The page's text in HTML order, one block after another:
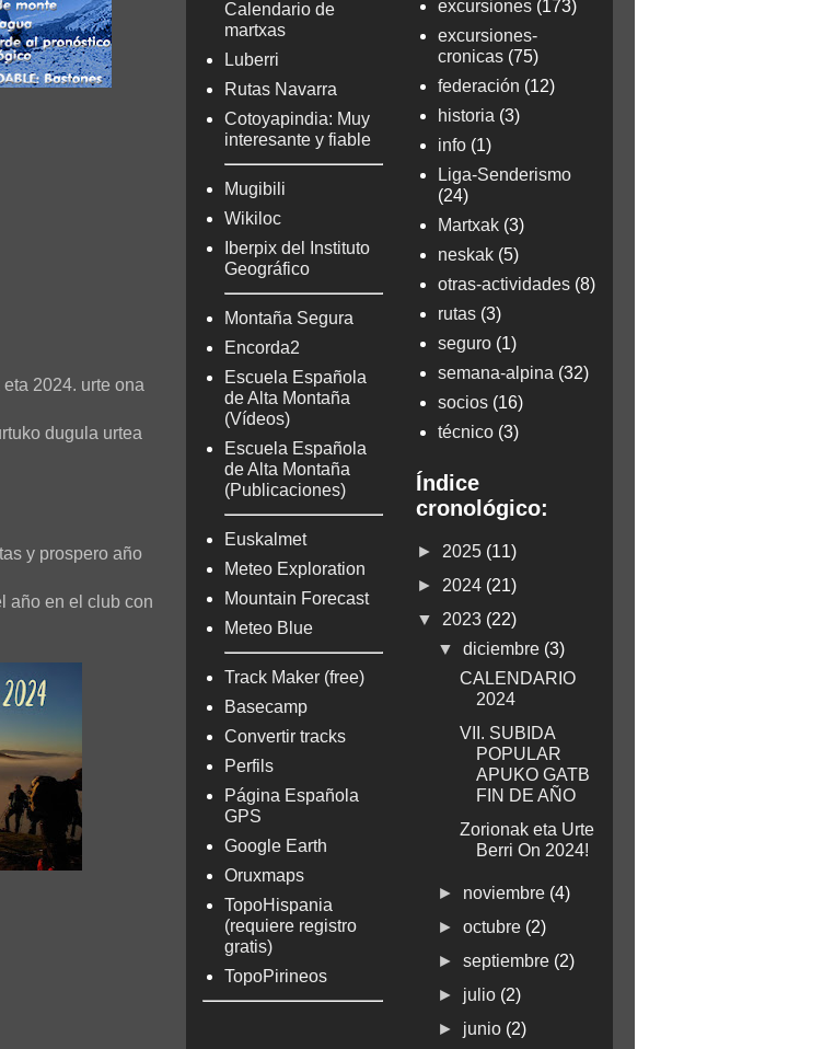
2024. urte ona
dugula urtea
y prospero año
año en el club con
Calendario de
martxas
Luberri
Rutas Navarra
Cotoyapindia: Muy
interesante y fiable
Mugibili
Wikiloc
Iberpix del Instituto
Geográfico
Montaña Segura
Encorda2
Escuela Española
de Alta Montaña
(Vídeos)
Escuela Española
de Alta Montaña
(Publicaciones)
Euskalmet
Meteo Exploration
Mountain Forecast
Meteo Blue
Track Maker (free)
Basecamp
Convertir tracks
Perfils
Página Española
GPS
Google Earth
Oruxmaps
TopoHispania
(requiere registro
gratis)
TopoPirineos
excursiones (173)
excursiones-
cronicas (75)
federación (12)
historia (3)
info (1)
Liga-Senderismo
(24)
Martxak (3)
neskak (5)
otras-actividades (8)
rutas (3)
seguro (1)
semana-alpina (32)
socios (16)
técnico (3)
Índice
cronológico:
► 2025 (11)
► 2024 (21)
▼ 2023 (22)
▼diciembre (3)
CALENDARIO
2024
VII. SUBIDA
POPULAR
APUKO GATB
FIN DE AÑO
Zorionak eta Urte
Berri On 2024!
► noviembre (4)
►octubre (2)
►septiembre (2)
► julio (2)
► junio (2)